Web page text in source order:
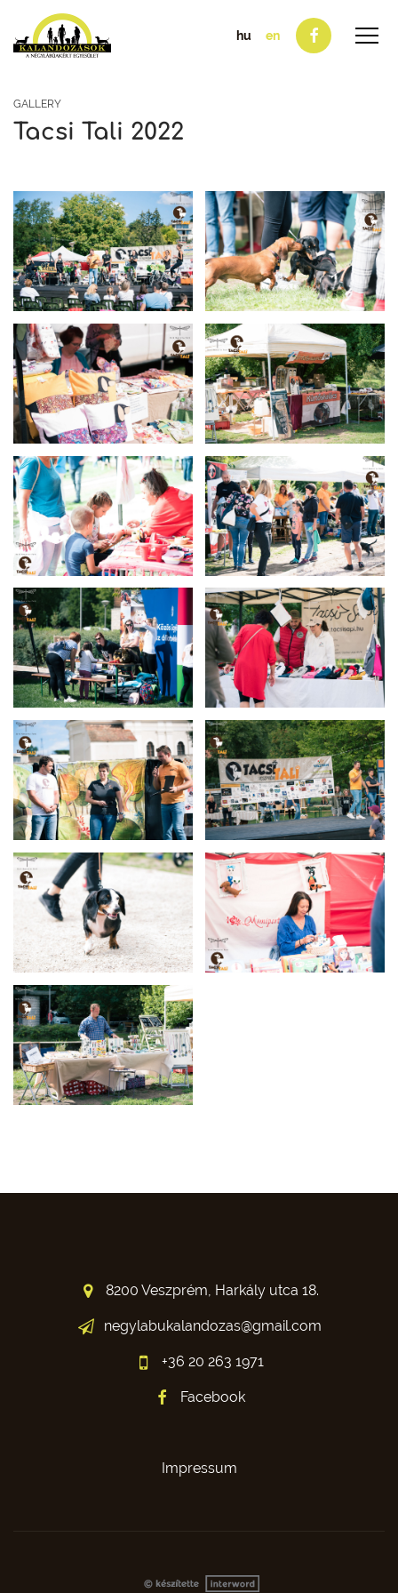
hu en
GALLERY
Tacsi Tali 2022
8200 Veszprém, Harkály utca 18.
negylabukalandozas@gmail.com
+36 20 263 1971
Facebook
Impressum